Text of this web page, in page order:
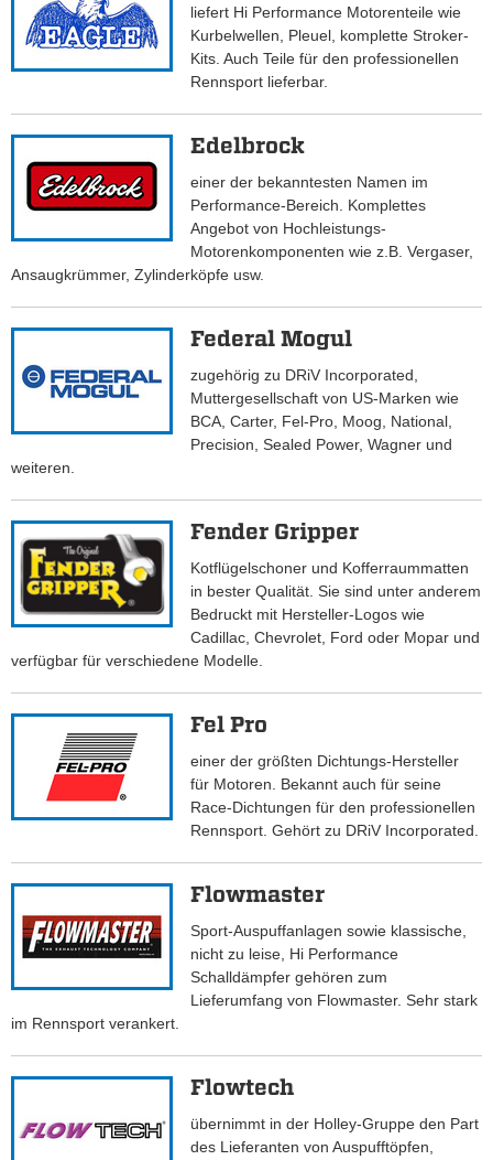
liefert Hi Performance Motorenteile wie
Kurbelwellen, Pleuel, komplette Stroker-
Kits. Auch Teile für den professionellen
Rennsport lieferbar.
Edelbrock
einer der bekanntesten Namen im
Performance-Bereich. Komplettes
Angebot von Hochleistungs-
Motorenkomponenten wie z.B. Vergaser,
Ansaugkrümmer, Zylinderköpfe usw.
Federal Mogul
zugehörig zu DRiV Incorporated,
Muttergesellschaft von US-Marken wie
BCA, Carter, Fel-Pro, Moog, National,
Precision, Sealed Power, Wagner und
weiteren.
Fender Gripper
Kotflügelschoner und Kofferraummatten
in bester Qualität. Sie sind unter anderem
Bedruckt mit Hersteller-Logos wie
Cadillac, Chevrolet, Ford oder Mopar und
verfügbar für verschiedene Modelle.
Fel Pro
einer der größten Dichtungs-Hersteller
für Motoren. Bekannt auch für seine
Race-Dichtungen für den professionellen
Rennsport. Gehört zu DRiV Incorporated.
Flowmaster
Sport-Auspuffanlagen sowie klassische,
nicht zu leise, Hi Performance
Schalldämpfer gehören zum
Lieferumfang von Flowmaster. Sehr stark
im Rennsport verankert.
Flowtech
übernimmt in der Holley-Gruppe den Part
des Lieferanten von Auspufftöpfen,